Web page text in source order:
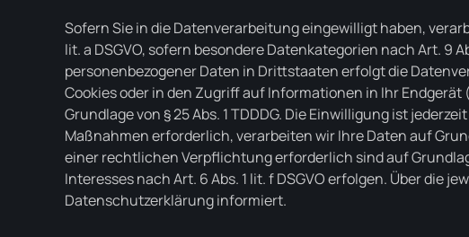
Sofern Sie in die Datenverarbeitung eingewilligt haben,
lit. a DSGVO, sofern besondere Datenkategorien nach Art. 9
personenbezogener Daten in Drittstaaten erfolgt die
Cookies oder in den Zugriff auf Informationen in Ihr
Grundlage von § 25 Abs. 1 TDDDG. Die Einwilligung ist
Maßnahmen erforderlich, verarbeiten wir Ihre Daten auf
einer rechtlichen Verpflichtung erforderlich sind auf
Interesses nach Art. 6 Abs. 1 lit. f DSGVO erfolgen. Über die
Datenschutzerklärung informiert.